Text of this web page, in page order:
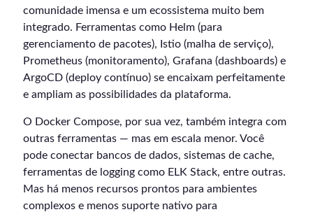
comunidade imensa e um ecossistema muito bem
integrado. Ferramentas como Helm (para
gerenciamento de pacotes), Istio (malha de serviço),
Prometheus (monitoramento), Grafana (dashboards) e
ArgoCD (deploy contínuo) se encaixam perfeitamente
e ampliam as possibilidades da plataforma.
O Docker Compose, por sua vez, também integra com
outras ferramentas — mas em escala menor. Você
pode conectar bancos de dados, sistemas de cache,
ferramentas de logging como ELK Stack, entre outras.
Mas há menos recursos prontos para ambientes
complexos e menos suporte nativo para